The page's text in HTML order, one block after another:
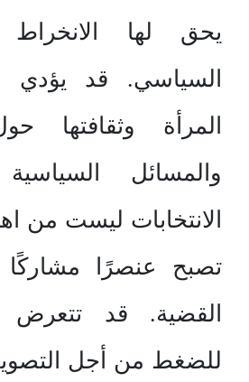
يحق لها
السياسي. قد
المرأة وثقافتها
والمسائل
الانتخابات ليست من
تصبح عنصرًا
القضية. قد تتعرض
للضغط من أجل